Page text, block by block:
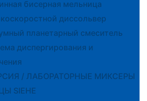
бисерная мельница
диссольвер
планетарный смеситель
диспергирования и
/ ЛАБОРАТОРНЫЕ МИКСЕРЫ
SIEHE